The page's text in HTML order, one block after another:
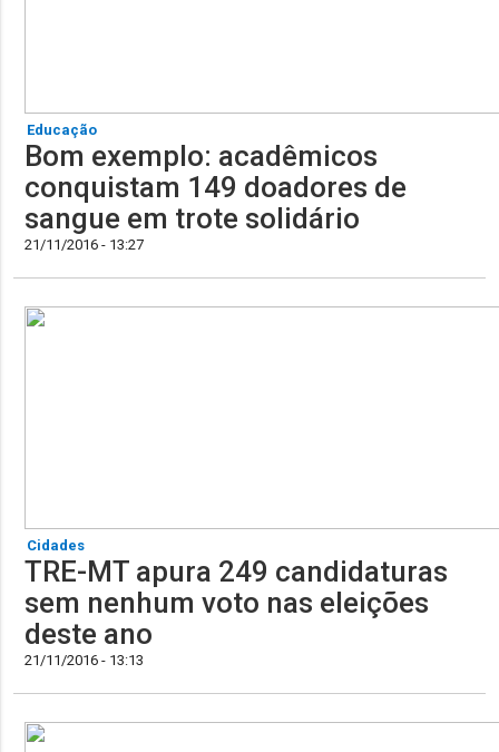
Educação
Bom exemplo: acadêmicos
conquistam 149 doadores de
sangue em trote solidário
21/11/2016 - 13:27
Cidades
TRE-MT apura 249 candidaturas
sem nenhum voto nas eleições
deste ano
21/11/2016 - 13:13